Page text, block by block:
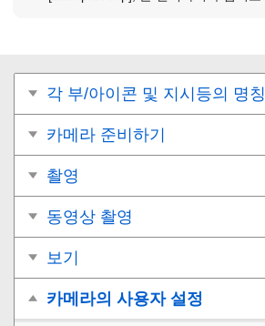
각 부/아이콘 및 지시등의 명칭
카메라 준비하기
촬영
동영상 촬영
보기
카메라의 사용자 설정